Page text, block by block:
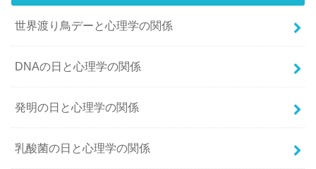
世界渡り鳥デーと心理学の関係
DNAの日と心理学の関係
発明の日と心理学の関係
乳酸菌の日と心理学の関係